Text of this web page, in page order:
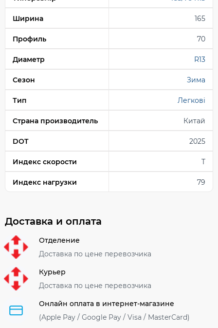
Ширина 165
Профиль 70
Диаметр R13
Сезон Зима
Тип Легкові
Страна производитель Китай
DOT 2025
Индекс скорости T
Индекс нагрузки 79
Доставка и оплата
Отделение
Доставка по цене перевозчика
Курьер
Доставка по цене перевозчика
Онлайн оплата в интернет-магазине
(Apple Pay / Google Pay / Visa / MasterСard)